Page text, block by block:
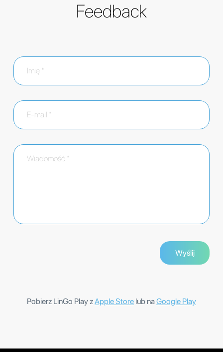
Feedback
Pobierz LinGo Play zApple Store lub naGoogle Play